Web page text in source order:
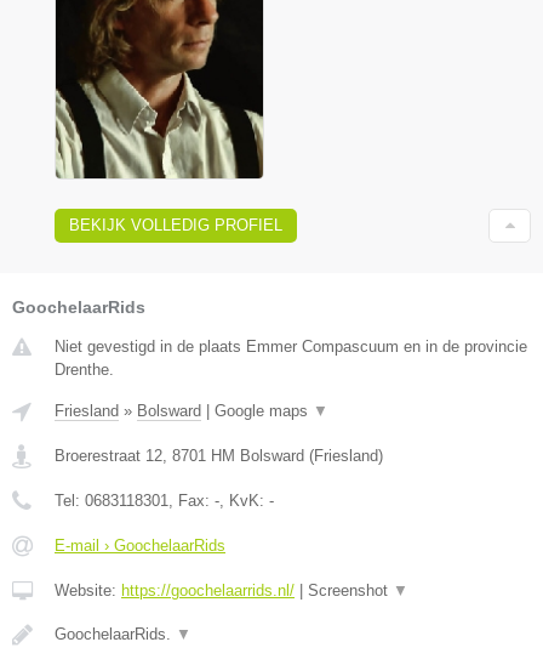
BEKIJK VOLLEDIG PROFIEL
GoochelaarRids
Niet gevestigd in de plaats Emmer Compascuum en in de provincie
Drenthe.
Friesland » Bolsward Google maps ▼
Broerestraat 12, 8701 HM Bolsward (Friesland)
Tel: 0683118301, Fax: -, KvK: -
E-mail › GoochelaarRids
Website: https://goochelaarrids.nl/ Screenshot ▼
GoochelaarRids. ▼